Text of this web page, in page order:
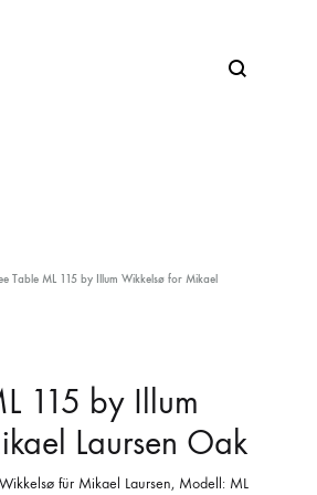
Search
Table ML 115 by Illum Wikkelsø for Mikael
115 by Illum
Laursen Oak
für Mikael Laursen, Modell: ML